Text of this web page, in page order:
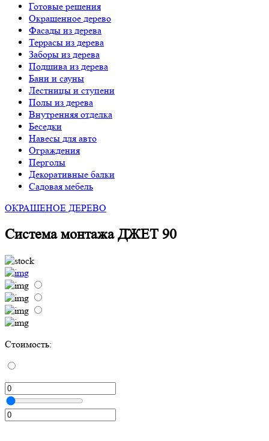
Готовые решения
Окрашенное дерево
Фасады из дерева
Террасы из дерева
Заборы из дерева
Подшива из дерева
Бани и сауны
Лестницы и ступени
Полы из дерева
Внутренняя отделка
Беседки
Навесы для авто
Ограждения
Перголы
Декоративные балки
Садовая мебель
ОКРАШЕНОЕ ДЕРЕВО
Cистема монтажа ДЖЕТ 90
Стоимость: